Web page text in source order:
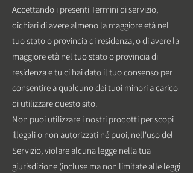
Accettando i presenti Termini di servizio,
dichiari di avere almeno la maggiore età nel
tuo stato o provincia di residenza, o di avere la
maggiore età nel tuo stato o provincia di
residenza e tu ci hai dato il tuo consenso per
consentire a qualcuno dei tuoi minori a carico
di utilizzare questo sito.
Non puoi utilizzare i nostri prodotti per scopi
illegali o non autorizzati né puoi, nell'uso del
Servizio, violare alcuna legge nella tua
giurisdizione (incluse ma non limitate alle leggi